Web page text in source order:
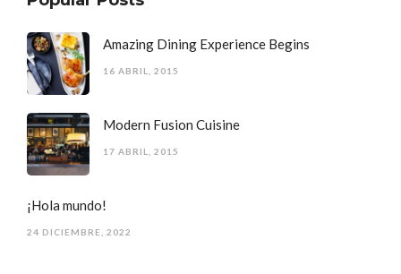
Amazing Dining Experience Begins
16 ABRIL, 2015
Modern Fusion Cuisine
17 ABRIL, 2015
¡Hola mundo!
24 DICIEMBRE, 2022